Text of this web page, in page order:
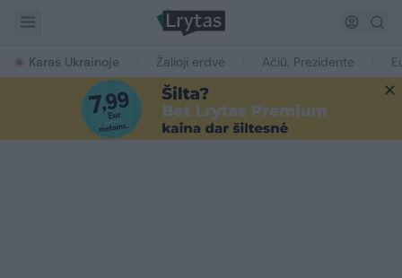
Karas Ukrainoje Žalioji erdvė Ačiū, Prezidente